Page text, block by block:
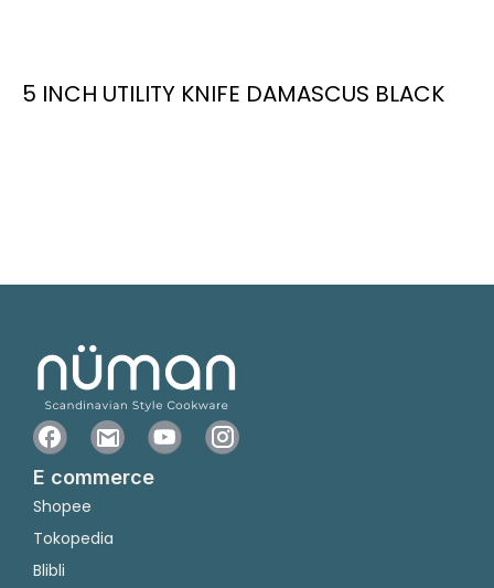
5 INCH UTILITY KNIFE DAMASCUS BLACK
E commerce
Shopee
Tokopedia
Blibli